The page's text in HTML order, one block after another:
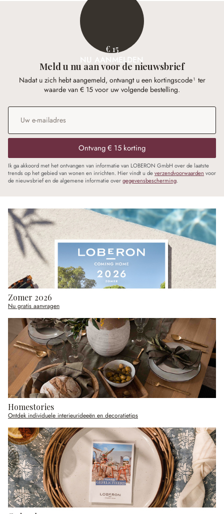
€ 15
NU AANMELDEN
Meld u nu aan voor de nieuwsbrief
Nadat u zich hebt aangemeld, ontvangt u een kortingscode¹ ter
waarde van € 15 voor uw volgende bestelling.
E-mailadres
Ontvang € 15 korting
Ik ga akkoord met het ontvangen van informatie van LOBERON GmbH over de laatste
trends op het gebied van wonen en inrichten. Hier vindt u deverzendvoorwaarden voor
de nieuwsbrief en de algemene informatie overgegevensbescherming.
Zomer 2026
Nu gratis aanvragen
Homestories
Ontdek individuele interieurideeën en decoratietips